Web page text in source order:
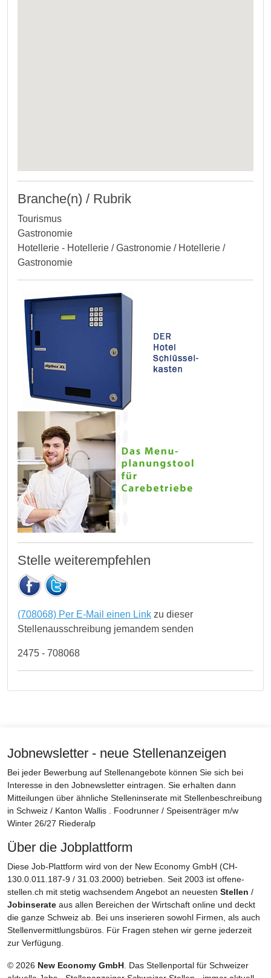
Branche(n) / Rubrik
Tourismus
Gastronomie
Hotellerie - Hotellerie / Gastronomie / Hotellerie /
Gastronomie
Stelle weiterempfehlen
(708068) Per E-Mail einen Link zu dieser
Stellenausschreibung jemandem senden
2475 - 708068
Jobnewsletter - neue Stellenanzeigen
Bei jeder Bewerbung auf Stellenangebote können Sie sich bei
Interesse in den Jobnewsletter eintragen. Sie erhalten dann
Mitteilungen über ähnliche Stelleninserate mit Stellenbeschreibung
in Schweiz / Kanton Wallis . Foodrunner / Speisenträger m/w
Winter 26/27 Riederalp
Über die Jobplattform
Diese Job-Plattform wird von der New Economy GmbH (CH-
130.0.011.187-9 / 31.03.2000) betrieben. Seit 2003 ist offene-
stellen.ch mit stetig wachsendem Angebot an neuesten Stellen /
Jobinserate aus allen Bereichen der Wirtschaft online und deckt
die ganze Schweiz ab. Bei uns inserieren sowohl Firmen, als auch
Stellenvermittlungsbüros. Für Fragen stehen wir gerne jederzeit
zur Verfügung.
© 2026 New Economy GmbH . Das Stellenportal für Schweizer